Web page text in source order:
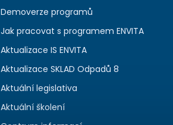
Demoverze programů
Jak pracovat s programem ENVITA
Aktualizace IS ENVITA
Aktualizace SKLAD Odpadů 8
Aktuální legislativa
Aktuální školení